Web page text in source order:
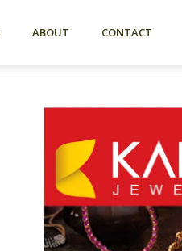
ABOUT CONTACT